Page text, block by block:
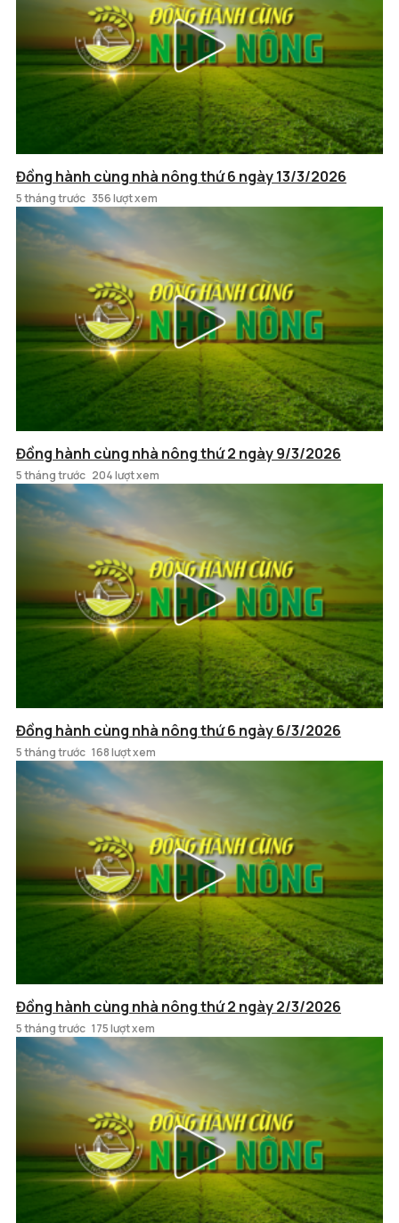
Đồng hành cùng nhà nông thứ 6 ngày 13/3/2026
5 tháng trước 356 lượt xem
Đồng hành cùng nhà nông thứ 2 ngày 9/3/2026
5 tháng trước 204 lượt xem
Đồng hành cùng nhà nông thứ 6 ngày 6/3/2026
5 tháng trước 168 lượt xem
Đồng hành cùng nhà nông thứ 2 ngày 2/3/2026
5 tháng trước 175 lượt xem